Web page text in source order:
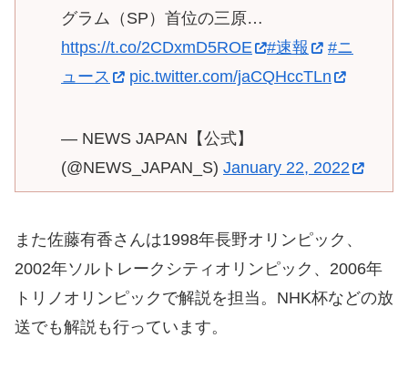
グラム（SP）首位の三原…
https://t.co/2CDxmD5ROE
#速報
#ニ
ュース
pic.twitter.com/jaCQHccTLn
— NEWS JAPAN【公式】
(@NEWS_JAPAN_S) January 22, 2022
また佐藤有香さんは1998年長野オリンピック、
2002年ソルトレークシティオリンピック、2006年
トリノオリンピックで解説を担当。NHK杯などの放
送でも解説も行っています。